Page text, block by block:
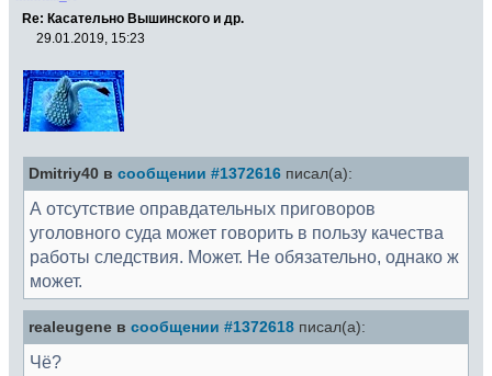
Re: Касательно Вышинского и др.
29.01.2019, 15:23
Dmitriy40 в сообщении #1372616 писал(а):
А отсутствие оправдательных приговоров
уголовного суда может говорить в пользу качества
работы следствия. Может. Не обязательно, однако ж
может.
realeugene в сообщении #1372618 писал(а):
Чё?